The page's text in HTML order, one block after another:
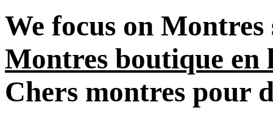
We focus on Montres
Montres boutique en
Chers montres pour